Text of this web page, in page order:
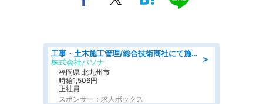
＞
工事・土木施工管理/総合技術商社にて施工管理のお仕事/即日勤務可/車通勤可/工事・土木施工管理/生産・品質管理
株式会社パソナ
福岡県 北九州市
時給1,506円
正社員
スポンサー：求人ボックス